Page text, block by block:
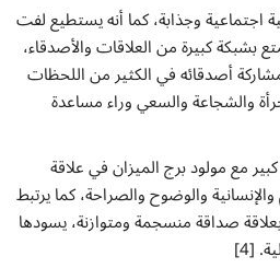
وجذابة، كما أنه يستطيع لفت
بشبكة كبيرة من العلاقات والأصدقاء،
أصدقائه في الكثير من اللحظات
والشجاعة والسعي وراء مساعدة
مع مولود برج الميزان في علاقة
والوضوح والصراحة، كما يرتبط
صداقة منسجمة ومتوازنة، يسودها
[4]